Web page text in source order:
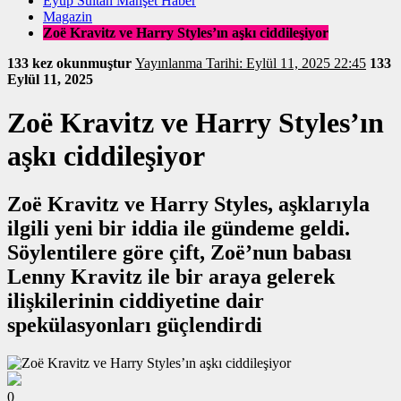
Magazin
Zoë Kravitz ve Harry Styles’ın aşkı ciddileşiyor
133 kez okunmuştur
Yayınlanma Tarihi: Eylül 11, 2025 22:45 133
Eylül 11, 2025
Zoë Kravitz ve Harry Styles’ın
aşkı ciddileşiyor
Zoë Kravitz ve Harry Styles, aşklarıyla
ilgili yeni bir iddia ile gündeme geldi.
Söylentilere göre çift, Zoë’nun babası
Lenny Kravitz ile bir araya gelerek
ilişkilerinin ciddiyetine dair
spekülasyonları güçlendirdi
0